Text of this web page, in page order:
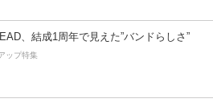
、結成1周年で見えた”バンドらしさ”
ップ特集